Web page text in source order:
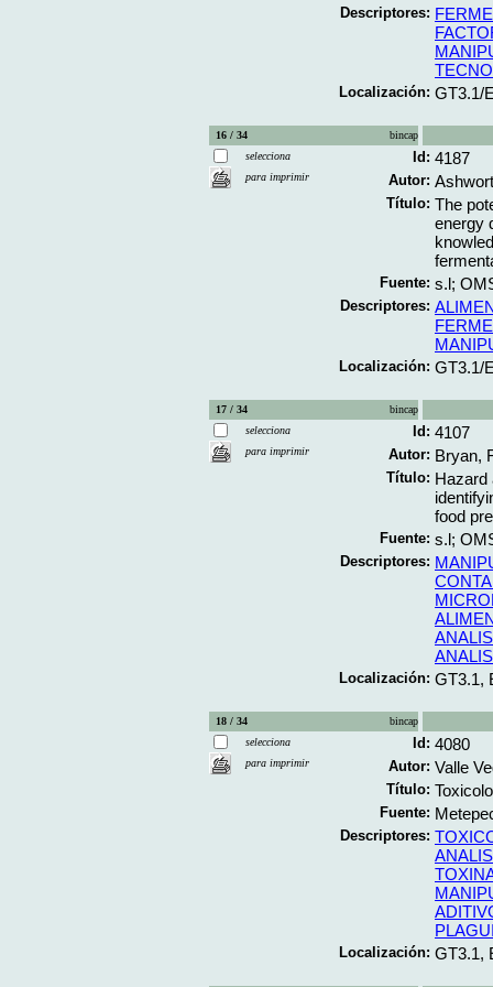
Descriptores:
Localización: GT3.1/
16 / 34
bincap
selecciona
para imprimir
Id: 4187
Autor:
Título: The
energy
Fuente: s.l;
Descriptores:
Localización: GT3.1/
17 / 34
bincap
selecciona
para imprimir
Id: 4107
Autor: Bryan,
Título: Hazard
food
Fuente: s.l;
Descriptores:
Localización: GT3.1,
18 / 34
bincap
selecciona
para imprimir
Id: 4080
Autor: Valle
Título:
Fuente:
Descriptores:
Localización: GT3.1,